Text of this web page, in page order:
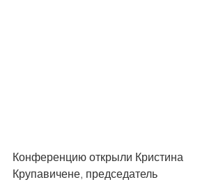
Конференцию открыли Кристина
Крупавичене, председатель